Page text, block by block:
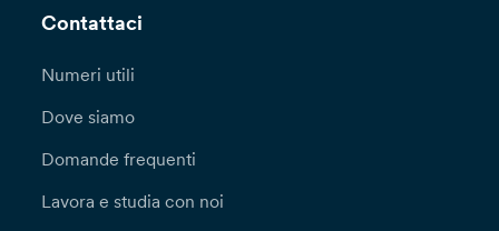
Contattaci
Numeri utili
Dove siamo
Domande frequenti
Lavora e studia con noi